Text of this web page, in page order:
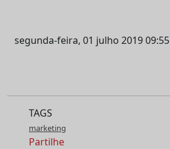
segunda-feira, 01 julho 2019 09:55
TAGS
marketing
Partilhe